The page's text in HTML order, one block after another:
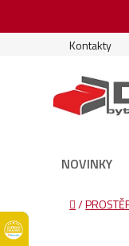
Kontakty
NOVINKY
Domů
/